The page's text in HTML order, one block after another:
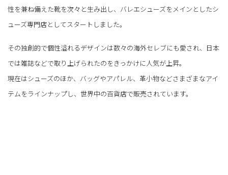
性を兼ね備えた靴を次々と生み出し、バレエシューズをメインとしたシ
ューズ専門店としてスタートしました。
その独創的で個性溢れるデザインは数々の海外セレブにも愛され、日本
では雑誌などで取り上げられたのをきっかけに人気が上昇。
現在はシューズのほか、バッグやアパレル、革小物などさまざまなアイ
テムをラインナップし、世界中の百貨店で販売されています。